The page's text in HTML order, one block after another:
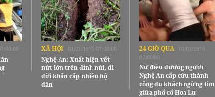
XÃ HỘI 01/01/1970 07:00:00
Nghệ An: Xuất hiện vết
nứt lớn trên đỉnh núi, di
dời khẩn cấp nhiều hộ
dân
24 GIỜ QUA
01/01/1970
07:00:00
Nữ điều dưỡng người
Nghệ An cấp cứu thành
công du khách ngừng tim
giữa phố cổ Hoa Lư